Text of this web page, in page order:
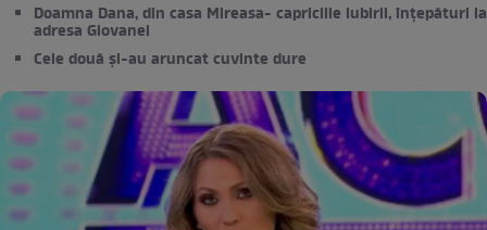
Doamna Dana, din casa Mireasa- capriciile iubirii, înțepături la
adresa Giovanei
Cele două și-au aruncat cuvinte dure